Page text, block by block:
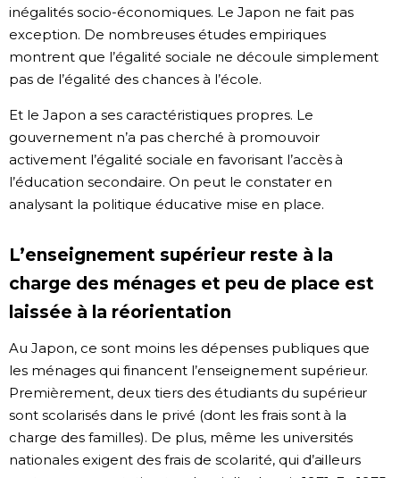
inégalités socio-économiques. Le Japon ne fait pas
exception. De nombreuses études empiriques
montrent que l’égalité sociale ne découle simplement
pas de l’égalité des chances à l’école.
Et le Japon a ses caractéristiques propres. Le
gouvernement n’a pas cherché à promouvoir
activement l’égalité sociale en favorisant l’accès à
l’éducation secondaire. On peut le constater en
analysant la politique éducative mise en place.
L’enseignement supérieur reste à la
charge des ménages et peu de place est
laissée à la réorientation
Au Japon, ce sont moins les dépenses publiques que
les ménages qui financent l’enseignement supérieur.
Premièrement, deux tiers des étudiants du supérieur
sont scolarisés dans le privé (dont les frais sont à la
charge des familles). De plus, même les universités
nationales exigent des frais de scolarité, qui d’ailleurs